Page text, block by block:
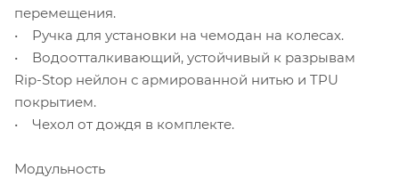
перемещения.
• Ручка для установки на чемодан на колесах.
• Водоотталкивающий, устойчивый к разрывам
Rip-Stop нейлон с армированной нитью и TPU
покрытием.
• Чехол от дождя в комплекте.
Модульность